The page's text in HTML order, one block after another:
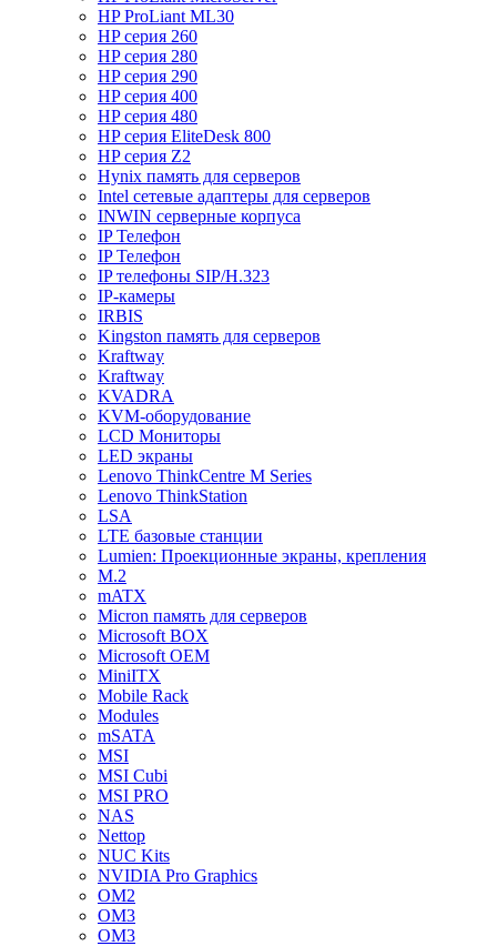
HP ProLiant ML30
HP серия 260
HP серия 280
HP серия 290
HP серия 400
HP серия 480
HP серия EliteDesk 800
HP серия Z2
Hynix память для серверов
Intel сетевые адаптеры для серверов
INWIN серверные корпуса
IP Телефон
IP Телефон
IP телефоны SIP/H.323
IP-камеры
IRBIS
Kingston память для серверов
Kraftway
Kraftway
KVADRA
KVM-оборудование
LCD Мониторы
LED экраны
Lenovo ThinkCentre M Series
Lenovo ThinkStation
LSA
LTE базовые станции
Lumien: Проекционные экраны, крепления
M.2
mATX
Micron память для серверов
Microsoft BOX
Microsoft OEM
MiniITX
Mobile Rack
Modules
mSATA
MSI
MSI Cubi
MSI PRO
NAS
Nettop
NUC Kits
NVIDIA Pro Graphics
OM2
OM3
OM3